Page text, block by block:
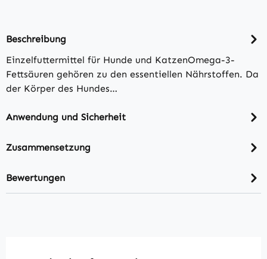
Beschreibung
Einzelfuttermittel für Hunde und KatzenOmega-3-
Fettsäuren gehören zu den essentiellen Nährstoffen. Da
der Körper des Hundes…
Anwendung und Sicherheit
Zusammensetzung
Bewertungen